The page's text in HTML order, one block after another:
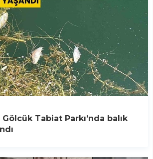
Tabiat Parkı’nda balık